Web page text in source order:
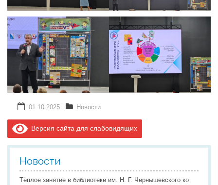
01.10.2025 Новости
Версия сайта для слабовидящих
Новости
Тёплое занятие в библиотеке им. Н. Г. Чернышевского ко